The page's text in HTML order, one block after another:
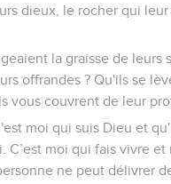
dieux, le rocher qui
la graisse de leurs
offrandes ? Qu'ils se
vous couvrent de leur
moi qui suis Dieu et
C’est moi qui fais vivre et
ne peut délivrer